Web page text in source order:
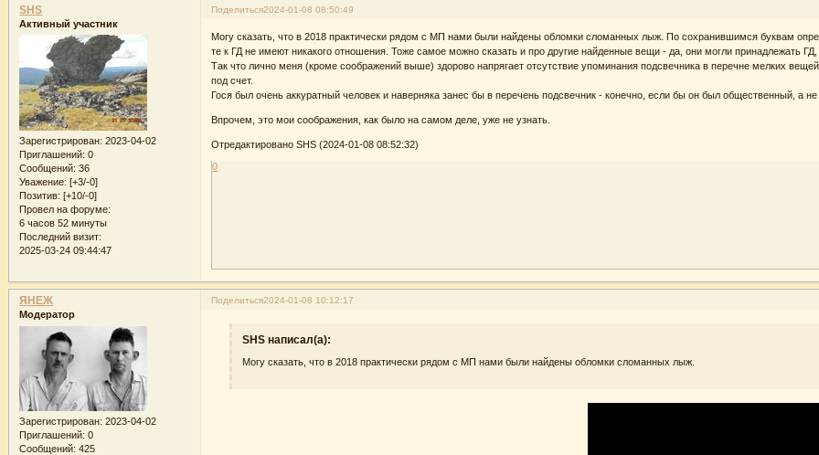
Поделиться2024-01-08 08:50:49
SHS
Активный участник
Зарегистрирован: 2023-04-02
Приглашений: 0
Сообщений: 36
Уважение: [+3/-0]
Позитив: [+10/-0]
Провел на форуме:
6 часов 52 минуты
Последний визит:
2025-03-24 09:44:47
Могу сказать, что в 2018 практически рядом с МП нами были найдены обломки сломанных лыж. По сохранившимся буквам
те к ГД не имеют никакого отношения. Тоже самое можно сказать и про другие найденные вещи - да, они могли принадлежать
Так что лично меня (кроме соображений выше) здорово напрягает отсутствие упоминания подсвечника в перечне мелких
под счет.
Гося был очень аккуратный человек и наверняка занес бы в перечень подсвечник - конечно, если бы он был общественный, а
Впрочем, это мои соображения, как было на самом деле, уже не узнать.
Отредактировано SHS (2024-01-08 08:52:32)
0
Поделиться2024-01-08 10:12:17
ЯНЕЖ
Модератор
Зарегистрирован: 2023-04-02
Приглашений: 0
Сообщений: 425
SHS написал(а):
Могу сказать, что в 2018 практически рядом с МП нами были найдены обломки сломанных лыж.